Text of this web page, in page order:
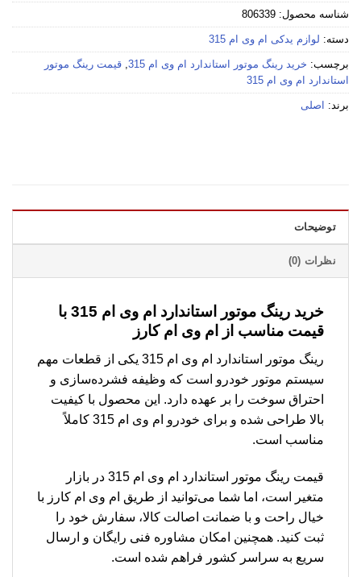
شناسه محصول: 806339
دسته: لوازم یدکی ام وی ام 315
برچسب: خرید رینگ موتور استاندارد ام وی ام 315 , قیمت رینگ موتور
استاندارد ام وی ام 315
برند: اصلی
توضیحات
نظرات (0)
خرید رینگ موتور استاندارد ام وی ام 315 با
قیمت مناسب از ام وی ام کارز
رینگ موتور استاندارد ام وی ام 315 یکی از قطعات مهم
سیستم موتور خودرو است که وظیفه فشرده‌سازی و
احتراق سوخت را بر عهده دارد. این محصول با کیفیت
بالا طراحی شده و برای خودرو ام وی ام 315 کاملاً
مناسب است.
قیمت رینگ موتور استاندارد ام وی ام 315 در بازار
متغیر است، اما شما می‌توانید از طریق ام وی ام کارز با
خیال راحت و با ضمانت اصالت کالا، سفارش خود را
ثبت کنید. همچنین امکان مشاوره فنی رایگان و ارسال
سریع به سراسر کشور فراهم شده است.